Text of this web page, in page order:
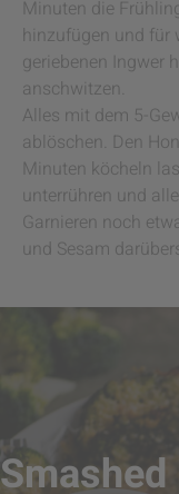
Minuten die
hinzufügen und für
geriebenen Ingwer
anschwitzen.
Alles mit dem 5-
ablöschen. Den
Minuten köcheln
unterrühren und
Garnieren noch
und Sesam